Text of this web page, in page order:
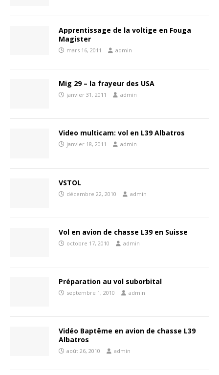
Apprentissage de la voltige en Fouga
Magister
mars 16, 2011 admin
Mig 29 – la frayeur des USA
janvier 31, 2011 admin
Video multicam: vol en L39 Albatros
janvier 18, 2011 admin
VSTOL
décembre 22, 2010 admin
Vol en avion de chasse L39 en Suisse
octobre 17, 2010 admin
Préparation au vol suborbital
septembre 1, 2010 admin
Vidéo Baptême en avion de chasse L39
Albatros
août 26, 2010 admin